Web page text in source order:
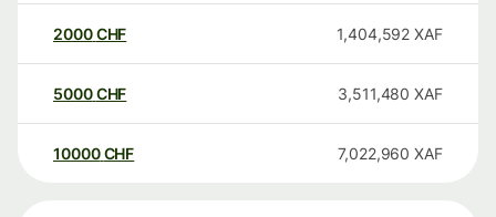
2000CHF 1,404,592 XAF
5000CHF 3,511,480 XAF
10000 CHF 7,022,960 XAF